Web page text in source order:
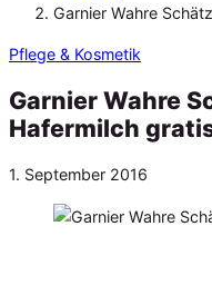
Garnier Wahre
Pflege & Kosmetik
Garnier Wahre
Hafermilch
Veröffentlicht
1. September 2016